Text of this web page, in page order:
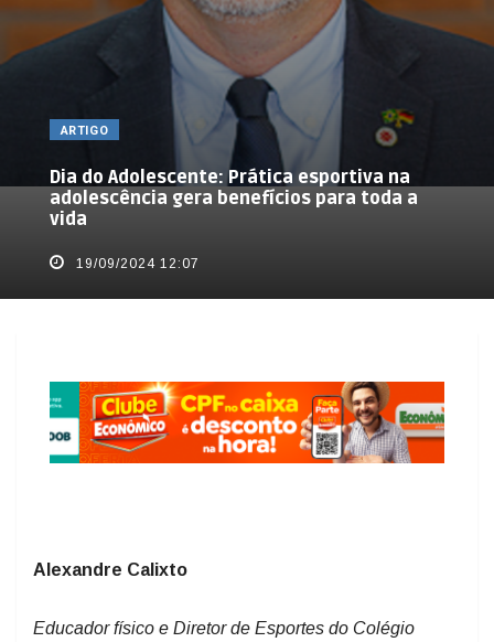
ARTIGO
Dia do Adolescente: Prática esportiva na
adolescência gera benefícios para toda a
vida
19/09/2024 12:07
Alexandre Calixto
Educador físico e Diretor de Esportes do Colégio